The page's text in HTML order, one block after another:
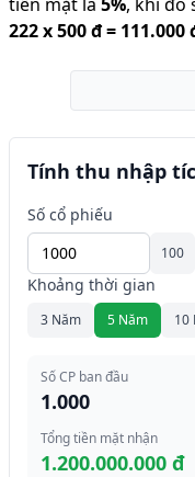
222x500 đ= 111.000
Tính thu nhập
Số cổ phiếu
100
Khoảng thời gian
3 Năm 5 Năm 10
Số CP ban đầu
1.000
Tổng tiền mặt nhận
1.200.000.000 đ